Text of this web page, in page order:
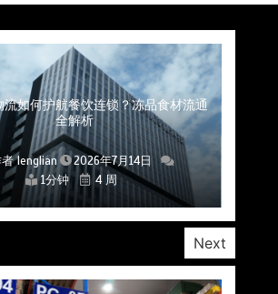
锁加速，冷链配送如何破解冻品食材
流通难题？
者lenglian
2026年7月14日
1分钟
4 周
房布局餐饮连锁，冷链配送如何打通
关键一环
者lenglian
2026年7月14日
1分钟
4 周
餐饮企业如何选择冷链公司？
者lenglian
2026年7月14日
1分钟
4 周
流如何护航餐饮连锁？冻品食材流通
全解析
者lenglian
2026年7月14日
1分钟
4 周
配一体化的核心价值与落地实践解析
者lenglian
2026年7月14日
1分钟
4 周
送三要素：控温、时效、低成本如何
兼得？
者lenglian
2026年7月14日
1分钟
4 周
局解冻食材运输密码，餐饮连锁如何
稳控品质？
者lenglian
2026年7月14日
1分钟
4 周
Next